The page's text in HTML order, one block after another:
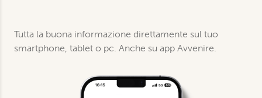
Tutta la buona informazione direttamente sul tuo
smartphone, tablet o pc. Anche su app Avvenire.